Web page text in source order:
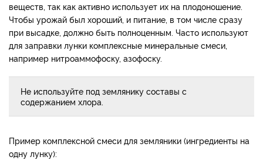
веществ, так как активно использует их на плодоношение.
Чтобы урожай был хороший, и питание, в том числе сразу
при высадке, должно быть полноценным. Часто используют
для заправки лунки комплексные минеральные смеси,
например нитроаммофоску, азофоску.
Не используйте под землянику составы с
содержанием хлора.
Пример комплексной смеси для земляники (ингредиенты на
одну лунку):